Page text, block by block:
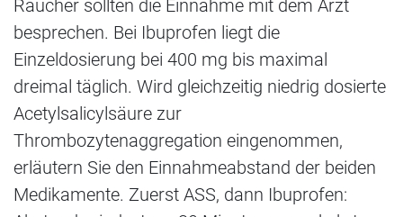
Raucher sollten die Einnahme mit dem Arzt
besprechen. Bei Ibuprofen liegt die
Einzeldosierung bei 400 mg bis maximal
dreimal täglich. Wird gleichzeitig niedrig dosierte
Acetylsalicylsäure zur
Thrombozytenaggregation eingenommen,
erläutern Sie den Einnahmeabstand der beiden
Medikamente. Zuerst ASS, dann Ibuprofen: